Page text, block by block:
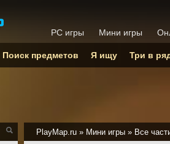
PlayMap.ru » Мини игры » Все
PC игры Мини игры
Поиск предметов Я ищу Три в